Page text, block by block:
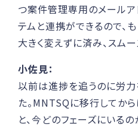
つ案件管理専用のメール
テムと連携ができるので、
大きく変えずに済み、スム
小佐見：
以前は進捗を追うのに労力
た。MNTSQに移行してか
と、今どのフェーズにいる